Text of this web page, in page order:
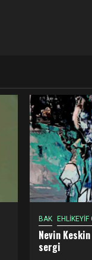
BAK EHLİKEYİF
Nevin Keskin
sergi